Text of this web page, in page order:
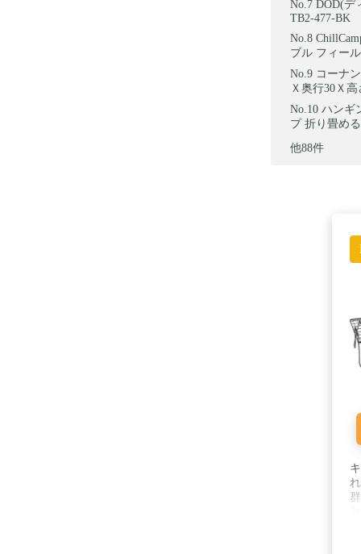
DOD(デ
TB2-477-BK
ブル フィー
コーナ
Ｘ奥行30Ｘ高
ハンギ
プ 折り畳め
他88件